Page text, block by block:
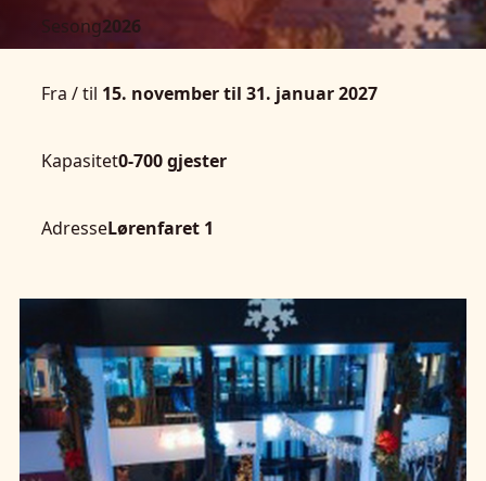
Sesong2026
Fra / til 15. november til 31. januar 2027
Kapasitet0-700 gjester
AdresseLørenfaret 1